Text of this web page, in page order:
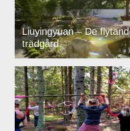
Liuyingyuan – De
trädgård.